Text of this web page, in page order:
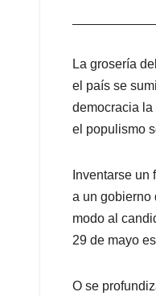
La grosería
el país se
democracia
el populismo
Inventarse
a un gobierno
modo al
29 de mayo
O se